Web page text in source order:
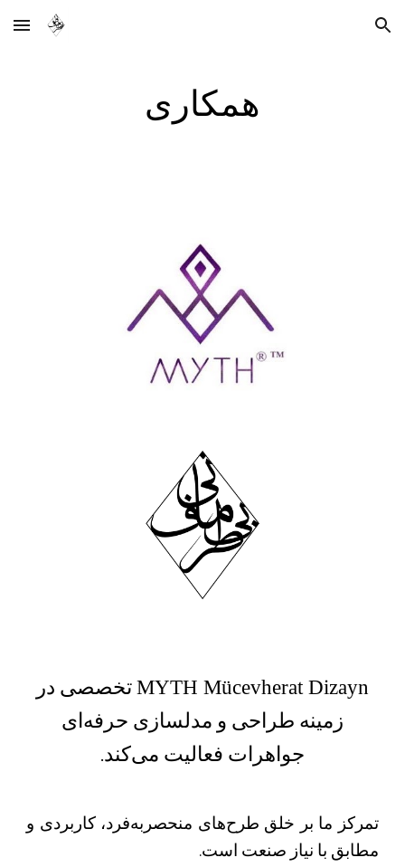
Skip to main content Skip to navigation
همکاری
MYTH Mücevherat Dizayn تخصصی در
زمینه طراحی و مدلسازی حرفه‌ای
جواهرات فعالیت می‌کند.
تمرکز ما بر خلق طرح‌های منحصربه‌فرد، کاربردی و
مطابق با نیاز صنعت است.